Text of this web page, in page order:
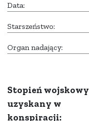
Data:
Starszeństwo:
Organ nadający:
Stopień wojskowy
uzyskany w
konspiracji: